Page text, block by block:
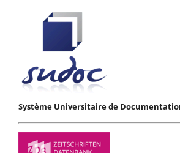
Système Universitaire de